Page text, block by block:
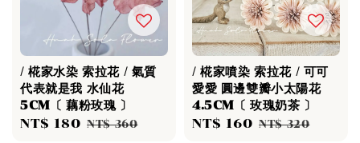
/ 椛家水染 索拉花 / 氣質
代表就是我 水仙花
5CM〔 藕粉玫瑰 〕
Sale
NT$ 180 Regular
NT$ 360
/ 椛家噴染 索拉花 / 可可
愛愛 圓邊雙瓣小太陽花
4.5CM〔 玫瑰奶茶 〕
Sale
NT$ 160 Regular
NT$ 320